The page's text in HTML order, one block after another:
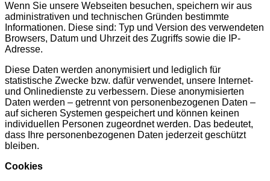
Wenn Sie unsere Webseiten besuchen, speichern wir aus
administrativen und technischen Gründen bestimmte
Informationen. Diese sind: Typ und Version des verwendeten
Browsers, Datum und Uhrzeit des Zugriffs sowie die IP-
Adresse.
Diese Daten werden anonymisiert und lediglich für
statistische Zwecke bzw. dafür verwendet, unsere Internet-
und Onlinedienste zu verbessern. Diese anonymisierten
Daten werden – getrennt von personenbezogenen Daten –
auf sicheren Systemen gespeichert und können keinen
individuellen Personen zugeordnet werden. Das bedeutet,
dass Ihre personenbezogenen Daten jederzeit geschützt
bleiben.
Cookies